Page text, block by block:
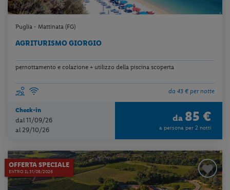
Puglia - Mattinata (FG)
AGRITURISMO GIORGIO
pernottamento e colazione + utilizzo della piscina scoperta
da 43 € per notte
Check-in
dal 11/09/26
al 29/10/26
da 85 €
a persona per 2 notti
OFFERTA SPECIALE
ENTRO IL 31/08/2026